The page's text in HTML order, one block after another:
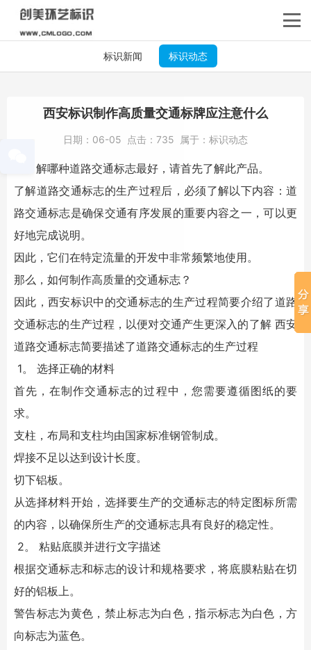
标识新闻 标识动态
西安标识制作高质量交通标牌应注意什么
日期： 06-05 点击： 735 属于： 标识动态
要了解哪种道路交通标志最好，请首先了解此产品。
了解道路交通标志的生产过程后，必须了解以下内容：道
路交通标志是确保交通有序发展的重要内容之一，可以更
好地完成说明。
因此，它们在特定流量的开发中非常频繁地使用。
那么，如何制作高质量的交通标志？
因此， 西安标识中的交通标志的生产过程简要介绍了道路
交通标志的生产过程，以便对交通产生更深入的了解 西安
道路交通标志简要描述了道路交通标志的生产过程
1。 选择正确的材料
首先，在制作交通标志的过程中，您需要遵循图纸的要
求。
支柱，布局和支柱均由国家标准钢管制成。
焊接不足以达到设计长度。
切下铝板。
从选择材料开始，选择要生产的交通标志的特定图标所需
的内容，以确保所生产的交通标志具有良好的稳定性。
2。 粘贴底膜并进行文字描述
根据交通标志和标志的设计和规格要求，将底膜粘贴在切
好的铝板上。
警告标志为黄色，禁止标志为白色，指示标志为白色，方
向标志为蓝色。